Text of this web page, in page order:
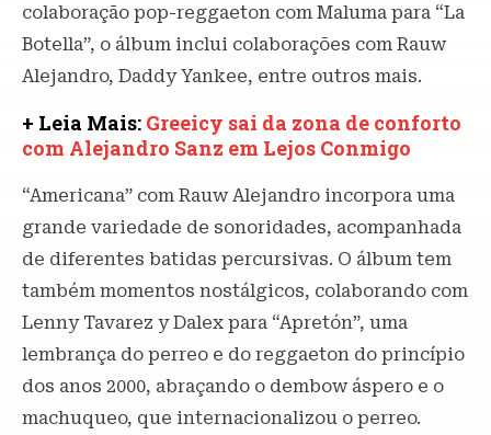
colaboração pop-reggaeton com Maluma para “La
Botella”, o álbum inclui colaborações com Rauw
Alejandro, Daddy Yankee, entre outros mais.
+ Leia Mais: Greeicy sai da zona de conforto
com Alejandro Sanz em Lejos Conmigo
“Americana” com Rauw Alejandro incorpora uma
grande variedade de sonoridades, acompanhada
de diferentes batidas percursivas. O álbum tem
também momentos nostálgicos, colaborando com
Lenny Tavarez y Dalex para “Apretón”, uma
lembrança do perreo e do reggaeton do princípio
dos anos 2000, abraçando o dembow áspero e o
machuqueo, que internacionalizou o perreo.